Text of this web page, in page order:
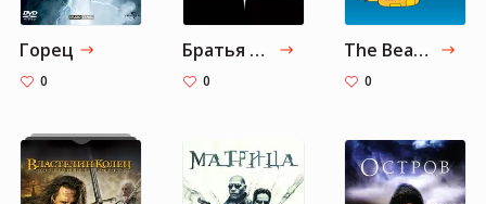
Горец
0
Братья Блюз
0
The Beatles: Желтая Подводная Лодка
0